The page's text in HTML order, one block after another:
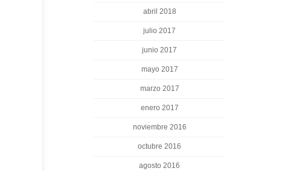
abril 2018
julio 2017
junio 2017
mayo 2017
marzo 2017
enero 2017
noviembre 2016
octubre 2016
agosto 2016